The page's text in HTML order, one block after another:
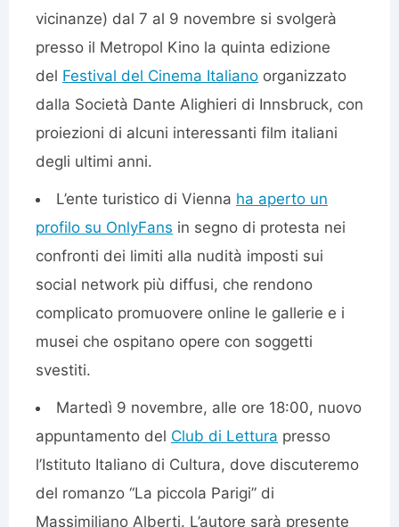
vicinanze) dal 7 al 9 novembre si svolgerà
presso il Metropol Kino la quinta edizione
del Festival del Cinema Italiano organizzato
dalla Società Dante Alighieri di Innsbruck, con
proiezioni di alcuni interessanti film italiani
degli ultimi anni.
L’ente turistico di Vienna ha aperto un
profilo su OnlyFans in segno di protesta nei
confronti dei limiti alla nudità imposti sui
social network più diffusi, che rendono
complicato promuovere online le gallerie e i
musei che ospitano opere con soggetti
svestiti.
Martedì 9 novembre, alle ore 18:00, nuovo
appuntamento del Club di Lettura presso
l’Istituto Italiano di Cultura, dove discuteremo
del romanzo “La piccola Parigi” di
Massimiliano Alberti. L’autore sarà presente